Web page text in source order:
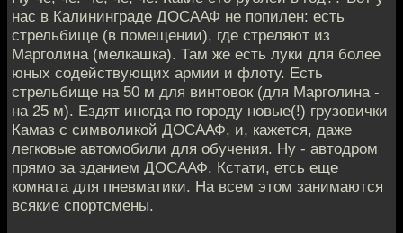
нас в Калининграде ДОСААФ не попилен: есть
стрельбище (в помещении), где стреляют из
Марголина (мелкашка). Там же есть луки для более
юных содействующих армии и флоту. Есть
стрельбище на 50 м для винтовок (для Марголина -
на 25 м). Ездят иногда по городу новые(!) грузовички
Камаз с символикой ДОСААФ, и, кажется, даже
легковые автомобили для обучения. Ну - автодром
прямо за зданием ДОСААФ. Кстати, етсь еще
комната для пневматики. На всем этом занимаются
всякие спортсмены.